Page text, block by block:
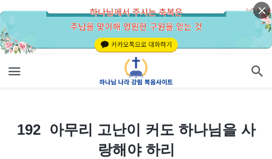
192 아무리 고난이 커도 하나님을 사랑해야 하리
192 아무리 고난이 커도 하나님을 사
랑해야 하리